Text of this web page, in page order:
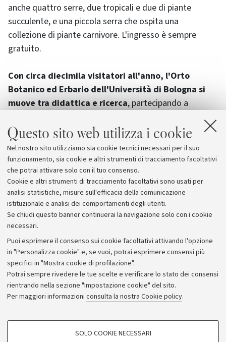
Questo sito web utilizza i cookie
Nel nostro sito utilizziamo sia cookie tecnici necessari per il suo
funzionamento, sia cookie e altri strumenti di tracciamento facoltativi
che potrai attivare solo con il tuo consenso.
Cookie e altri strumenti di tracciamento facoltativi sono usati per
analisi statistiche, misure sull'efficacia della comunicazione
istituzionale e analisi dei comportamenti degli utenti.
Se chiudi questo banner continuerai la navigazione solo con i cookie
necessari.
Puoi esprimere il consenso sui cookie facoltativi attivando l'opzione
in "Personalizza cookie" e, se vuoi, potrai esprimere consensi più
specifici in "Mostra cookie di profilazione".
Potrai sempre rivedere le tue scelte e verificare lo stato dei consensi
rientrando nella sezione "Impostazione cookie" del sito.
Per maggiori informazioni consulta la nostra Cookie policy.
COOKIE DI PROFILAZIONE - FACOLTATIVI
SOLO COOKIE NECESSARI
anche quattro serre, due tropicali e due di piante
succulente, e una piccola serra che ospita una
collezione di piante carnivore. L'ingresso è sempre
gratuito.
Con circa diecimila visitatori all'anno, l'Orto
Botanico ed Erbario dell'Università di Bologna si
muove tra didattica e ricerca, partecipando a
accogliendo studenti di tutte le età e anche comuni
cittadini, con un programma di visite guidate in
continuo aggiornamento.La prossima è in programma
per sabato 9 maggio.
Archivio
Comunicati stampa
Redazione
Rassegna stampa